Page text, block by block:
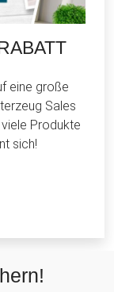
eine große
Sales
Produkte
sich!